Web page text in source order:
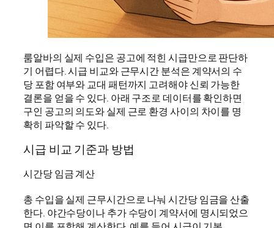
룸알바의 실제 수입은 공고에 적힌 시급만으로 판단하
기 어렵다. 시급 비교와 근무시간 분석은 계약서의 수
당 포함 여부와 교대 패턴까지 고려해야 신뢰 가능한
결론을 얻을 수 있다. 아래 구조로 데이터를 확인하면
구인 공고의 의도와 실제 근로 환경 사이의 차이를 명
확히 파악할 수 있다.
시급 비교 기준과 방법
시간당 임금 계산
총 수입을 실제 근무시간으로 나눠 시간당 임금을 산출
한다. 야간수당이나 추가 수당이 계약서에 명시되었으